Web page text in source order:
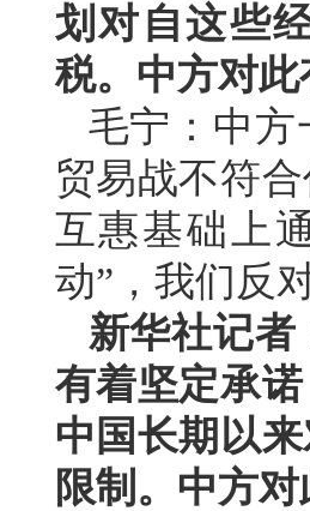
划对自这些
税。中方对
毛宁：中
贸易战不符
互惠基础上
动”，我们反
新华社记
有着坚定承
中国长期以
限制。中方